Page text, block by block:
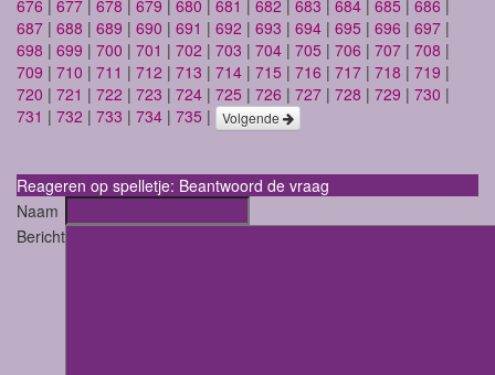
676 | 677 | 678 | 679 | 680 | 681 | 682 | 683 | 684 | 685 | 686 |
687 | 688 | 689 | 690 | 691 | 692 | 693 | 694 | 695 | 696 | 697 |
698 | 699 | 700 | 701 | 702 | 703 | 704 | 705 | 706 | 707 | 708 |
709 | 710 | 711 | 712 | 713 | 714 | 715 | 716 | 717 | 718 | 719 |
720 | 721 | 722 | 723 | 724 | 725 | 726 | 727 | 728 | 729 | 730 |
731 | 732 | 733 | 734 | 735 | Volgende
Reageren op spelletje: Beantwoord de vraag
Naam
Bericht